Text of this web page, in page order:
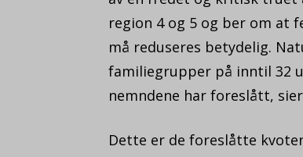
region 4 og 5 og ber om at
må reduseres betydelig.
familiegrupper på inntil 32
nemndene har foreslått,
Dette er de foreslåtte